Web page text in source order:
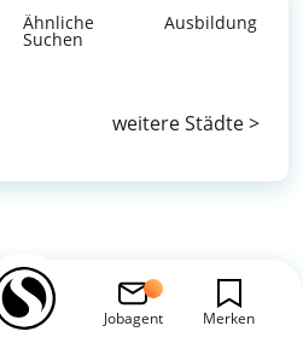
Jobagent Merken
Ähnliche
Suchen
Ausbildung
weitere Städte >